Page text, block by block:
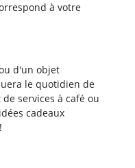
à votre
d'un objet
le quotidien de
services à café ou
cadeaux